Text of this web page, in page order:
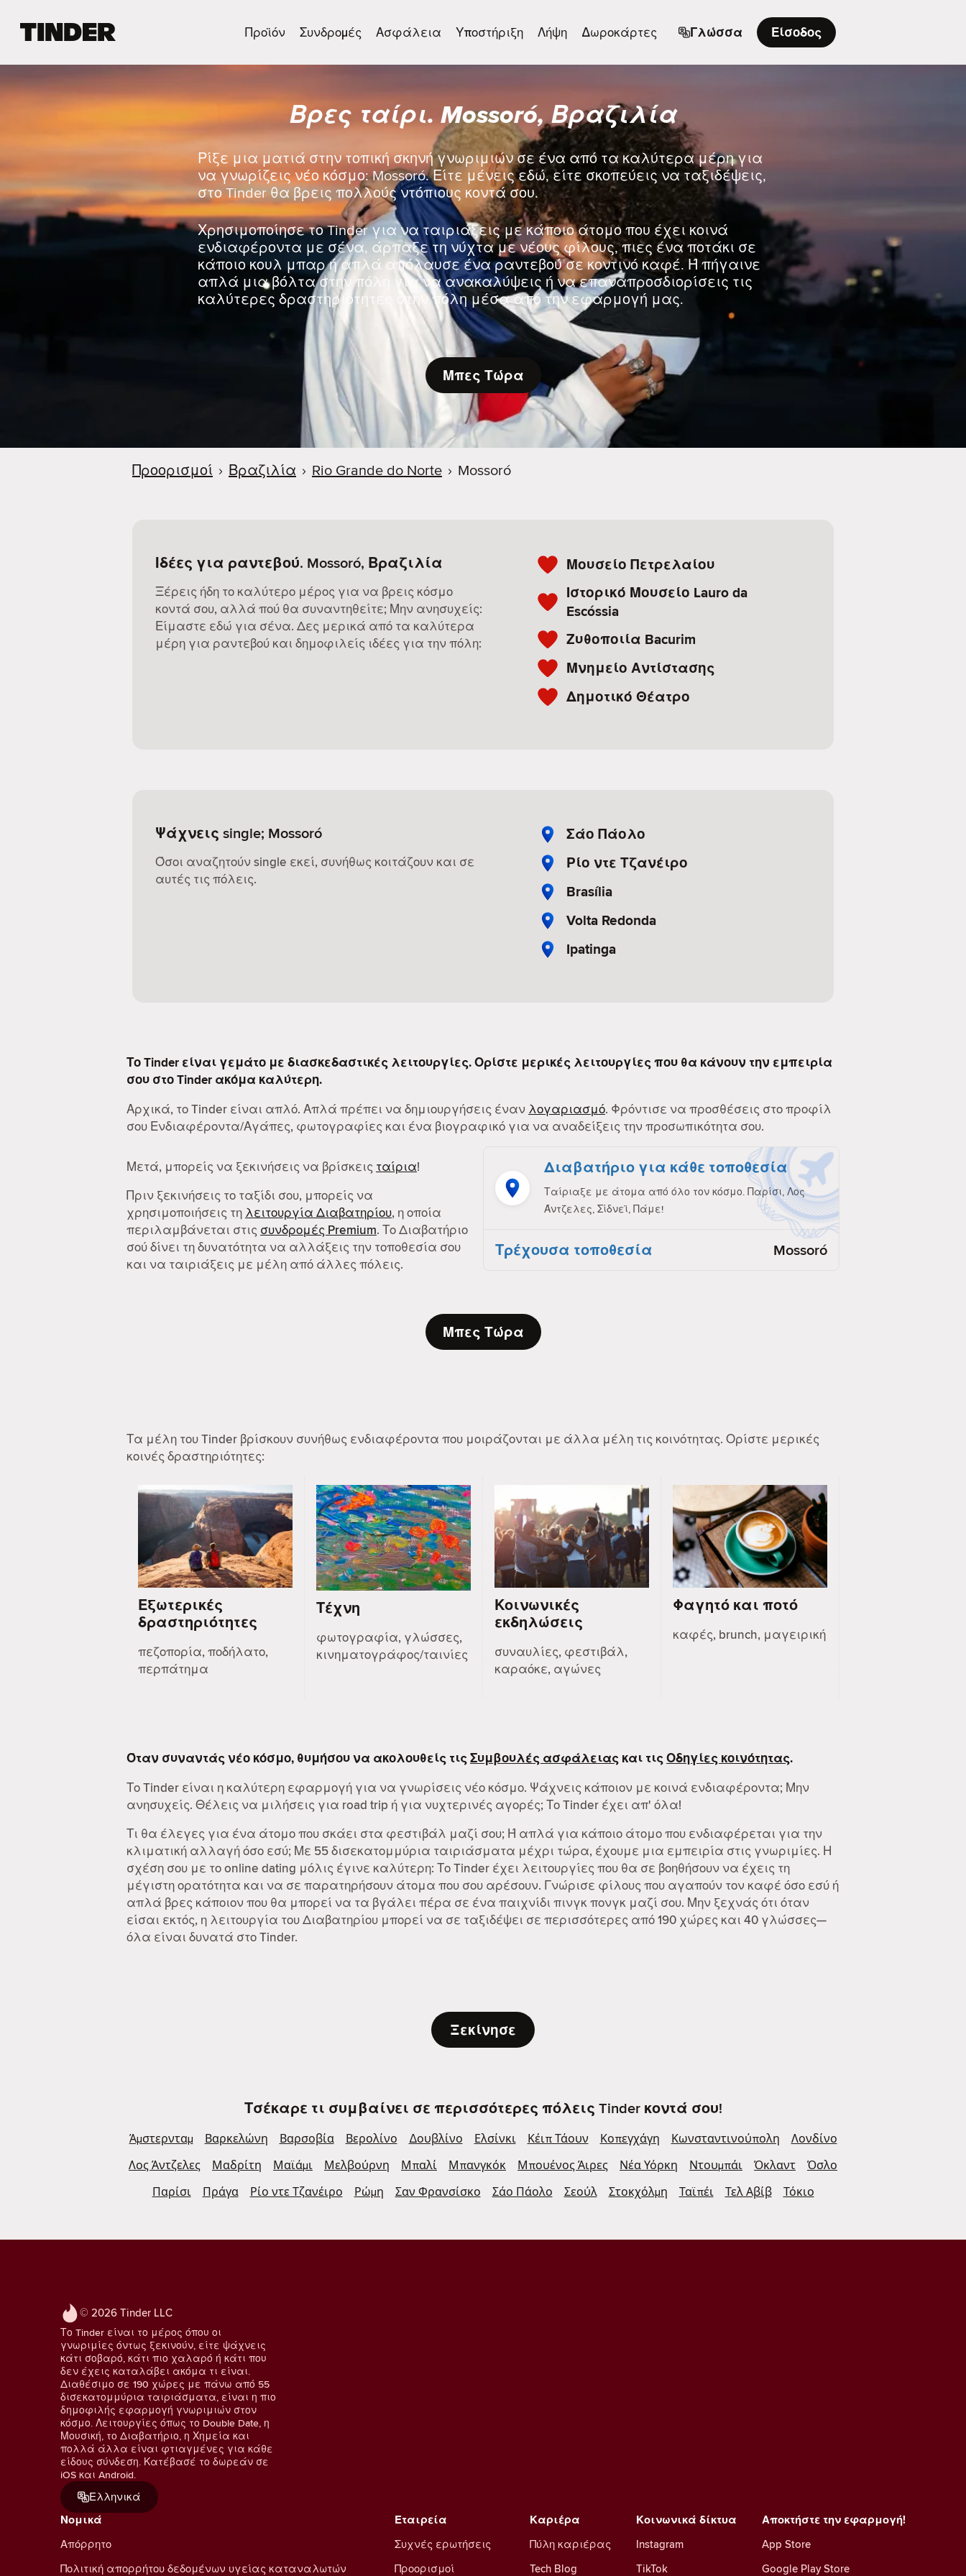
ι
α
T
i
Προϊόν Συνδρομές Ασφάλεια Υποστήριξη Λήψη Δωροκάρτες Γλώσσα Είσοδος
Βρες ταίρι. Mossoró, Βραζιλία
Ρίξε μια ματιά στην τοπική σκηνή γνωριμιών σε ένα από τα καλύτερα μέρη για
να γνωρίζεις νέο κόσμο: Mossoró. Είτε μένεις εδώ, είτε σκοπεύεις να ταξιδέψεις,
στο Tinder θα βρεις πολλούς ντόπιους κοντά σου.
Χρησιμοποίησε το Tinder για να ταιριάξεις με κάποιο άτομο που έχει κοινά
ενδιαφέροντα με σένα, άρπαξε τη νύχτα με νέους φίλους, πιες ένα ποτάκι σε
κάποιο κουλ μπαρ ή απλά απόλαυσε ένα ραντεβού σε κοντινό καφέ. Ή πήγαινε
απλά μια βόλτα στην πόλη για να ανακαλύψεις ή να επαναπροσδιορίσεις τις
καλύτερες δραστηριότητες στην πόλη μέσα από την εφαρμογή μας.
Μπες Τώρα
Προορισμοί › Βραζιλία › Rio Grande do Norte › Mossoró
Ιδέες για ραντεβού. Mossoró, Βραζιλία
Ξέρεις ήδη το καλύτερο μέρος για να βρεις κόσμο
κοντά σου, αλλά πού θα συναντηθείτε; Μην ανησυχείς:
Είμαστε εδώ για σένα. Δες μερικά από τα καλύτερα
μέρη για ραντεβού και δημοφιλείς ιδέες για την πόλη:
Μουσείο Πετρελαίου
Ιστορικό Μουσείο Lauro da
Escóssia
Ζυθοποιία Bacurim
Μνημείο Αντίστασης
Δημοτικό Θέατρο
Ψάχνεις single; Mossoró
Όσοι αναζητούν single εκεί, συνήθως κοιτάζουν και σε
αυτές τις πόλεις.
Σάο Πάολο
Ρίο ντε Τζανέιρο
Brasília
Volta Redonda
Ipatinga
Το Tinder είναι γεμάτο με διασκεδαστικές λειτουργίες. Ορίστε μερικές λειτουργίες που θα κάνουν την εμπειρία
σου στο Tinder ακόμα καλύτερη.
Αρχικά, το Tinder είναι απλό. Απλά πρέπει να δημιουργήσεις έναν λογαριασμό. Φρόντισε να προσθέσεις στο προφίλ
σου Ενδιαφέροντα/Αγάπες, φωτογραφίες και ένα βιογραφικό για να αναδείξεις την προσωπικότητα σου.
Μετά, μπορείς να ξεκινήσεις να βρίσκεις ταίρια!
Πριν ξεκινήσεις το ταξίδι σου, μπορείς να
χρησιμοποιήσεις τη λειτουργία Διαβατηρίου, η οποία
περιλαμβάνεται στις συνδρομές Premium. Το Διαβατήριο
σού δίνει τη δυνατότητα να αλλάξεις την τοποθεσία σου
και να ταιριάξεις με μέλη από άλλες πόλεις.
Διαβατήριο για κάθε τοποθεσία
Ταίριαξε με άτομα από όλο τον κόσμο. Παρίσι, Λος
Άντζελες, Σίδνεϊ, Πάμε!
Τρέχουσα τοποθεσία Mossoró
Μπες Τώρα
Τα μέλη του Tinder βρίσκουν συνήθως ενδιαφέροντα που μοιράζονται με άλλα μέλη τις κοινότητας. Ορίστε μερικές
κοινές δραστηριότητες:
Εξωτερικές
δραστηριότητες
πεζοπορία, ποδήλατο,
περπάτημα
Τέχνη
φωτογραφία, γλώσσες,
κινηματογράφος/ταινίες
Κοινωνικές
εκδηλώσεις
συναυλίες, φεστιβάλ,
καραόκε, αγώνες
Φαγητό και ποτό
καφές, brunch, μαγειρική
Όταν συναντάς νέο κόσμο, θυμήσου να ακολουθείς τιςΣυμβουλές ασφάλειας και τιςΟδηγίες κοινότητας.
Το Tinder είναι η καλύτερη εφαρμογή για να γνωρίσεις νέο κόσμο. Ψάχνεις κάποιον με κοινά ενδιαφέροντα; Μην
ανησυχείς. Θέλεις να μιλήσεις για road trip ή για νυχτερινές αγορές; Το Tinder έχει απ' όλα!
Τι θα έλεγες για ένα άτομο που σκάει στα φεστιβάλ μαζί σου; Ή απλά για κάποιο άτομο που ενδιαφέρεται για την
κλιματική αλλαγή όσο εσύ; Με 55 δισεκατομμύρια ταιριάσματα μέχρι τώρα, έχουμε μια εμπειρία στις γνωριμίες. Η
σχέση σου με το online dating μόλις έγινε καλύτερη: Το Tinder έχει λειτουργίες που θα σε βοηθήσουν να έχεις τη
μέγιστη ορατότητα και να σε παρατηρήσουν άτομα που σου αρέσουν. Γνώρισε φίλους που αγαπούν τον καφέ όσο εσύ ή
απλά βρες κάποιον που θα μπορεί να τα βγάλει πέρα σε ένα παιχνίδι πινγκ πονγκ μαζί σου. Μην ξεχνάς ότι όταν
είσαι εκτός, η λειτουργία του Διαβατηρίου μπορεί να σε ταξιδέψει σε περισσότερες από 190 χώρες και 40 γλώσσες—
όλα είναι δυνατά στο Tinder.
Ξεκίνησε
Τσέκαρε τι συμβαίνει σε περισσότερες πόλεις Tinder κοντά σου!
Άμστερνταμ Βαρκελώνη Βαρσοβία Βερολίνο Δουβλίνο Ελσίνκι Κέιπ Τάουν Κοπεγχάγη Κωνσταντινούπολη
Λονδίνο
Λος Άντζελες
Μαδρίτη Μαϊάμι Μελβούρνη Μπαλί Μπανγκόκ Μπουένος Άιρες Νέα Υόρκη Ντουμπάι Όκλαντ
Όσλο
Παρίσι
Πράγα Ρίο ντε Τζανέιρο Ρώμη Σαν Φρανσίσκο Σάο Πάολο Σεούλ Στοκχόλμη Ταϊπέι Τελ Αβίβ Τόκιο
© 2026 Tinder LLC
Το Tinder είναι το μέρος όπου οι
γνωριμίες όντως ξεκινούν, είτε ψάχνεις
κάτι σοβαρό, κάτι πιο χαλαρό ή κάτι που
δεν έχεις καταλάβει ακόμα τι είναι.
Διαθέσιμο σε 190 χώρες με πάνω από 55
δισεκατομμύρια ταιριάσματα, είναι η πιο
δημοφιλής εφαρμογή γνωριμιών στον
κόσμο. Λειτουργίες όπως το Double Date, η
Μουσική, το Διαβατήριο, η Χημεία και
πολλά άλλα είναι φτιαγμένες για κάθε
είδους σύνδεση. Κατέβασέ το δωρεάν σε
iOS και Android.
Ελληνικά
Κοινωνικά δίκτυα
Instagram
TikTok
Νομικά
Απόρρητο
Πολιτική απορρήτου δεδομένων υγείας καταναλωτών
Καριέρα
Πύλη καριέρας
Tech Blog
Εταιρεία
Συχνές ερωτήσεις
Προορισμοί
Αποκτήστε την εφαρμογή!
App Store
Google Play Store